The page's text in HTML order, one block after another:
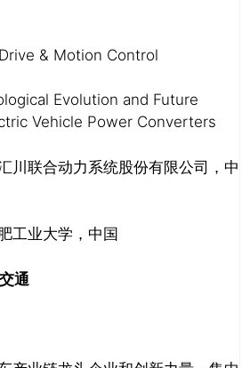
& Motion Control
Evolution and Future
Vehicle Power Converters
川联合动力系统股份有限公司，中
工业大学，中国
通